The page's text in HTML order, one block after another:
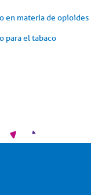
en materia de opioides
para el tabaco